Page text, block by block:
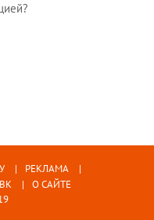
РЕКЛАМА
О САЙТЕ